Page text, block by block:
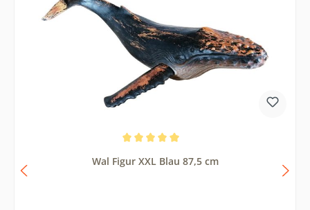
Wal Figur XXL Blau 87,5 cm